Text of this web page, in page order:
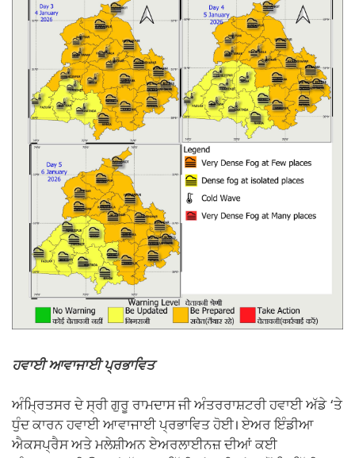
ਹਵਾਈ ਆਵਾਜਾਈ ਪ੍ਰਭਾਵਿਤ
ਅੰਮ੍ਰਿਤਸਰ ਦੇ ਸ੍ਰੀ ਗੁਰੂ ਰਾਮਦਾਸ ਜੀ ਅੰਤਰਰਾਸ਼ਟਰੀ ਹਵਾਈ ਅੱਡੇ ‘ਤੇ
ਧੁੰਦ ਕਾਰਨ ਹਵਾਈ ਆਵਾਜਾਈ ਪ੍ਰਭਾਵਿਤ ਹੋਈ। ਏਅਰ ਇੰਡੀਆ
ਐਕਸਪ੍ਰੈਸ ਅਤੇ ਮਲੇਸ਼ੀਅਨ ਏਅਰਲਾਈਨਜ਼ ਦੀਆਂ ਕਈ